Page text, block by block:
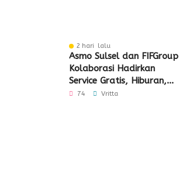
2 hari lalu
Asmo Sulsel dan FIFGroup
Kolaborasi Hadirkan
Service Gratis, Hiburan,
hingga Penyaluran CSR
74 Vritta